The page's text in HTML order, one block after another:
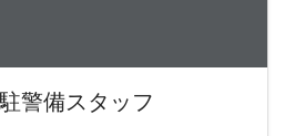
警備スタッフ